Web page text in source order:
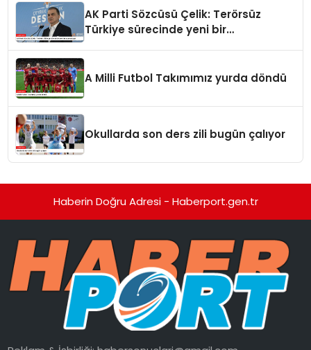
AK Parti Sözcüsü Çelik: Terörsüz
Türkiye sürecinde yeni bir
A Milli Futbol Takımımız yurda döndü
Okullarda son ders zili bugün çalıyor
Haberin Doğru Adresi - Haberport.gen.tr